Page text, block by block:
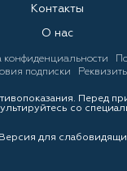
Контакты
О нас
конфиденциальности
подписки
Перед
со
для